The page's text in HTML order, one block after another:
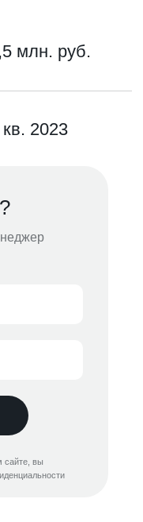
сайте, вы
2023
млн. руб.